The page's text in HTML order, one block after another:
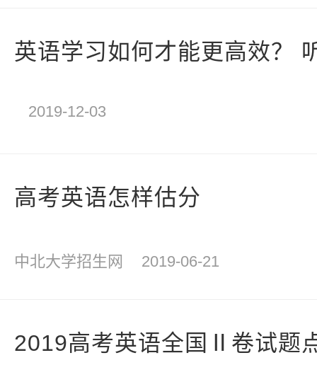
英语学习如何才能更高效？
2019-12-03
高考英语怎样估分
中北大学招生网 2019-06-21
2019高考英语全国Ⅱ卷试题